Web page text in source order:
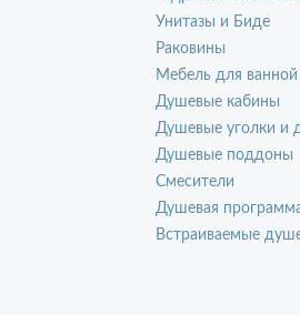
Унитазы и Биде
Раковины
Мебель для ванной
Душевые кабины
Душевые уголки и
Душевые поддоны
Смесители
Душевая
Встраиваемые